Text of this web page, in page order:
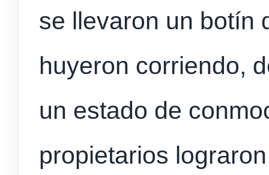
se llevaron un botín
huyeron corriendo,
un estado de
propietarios